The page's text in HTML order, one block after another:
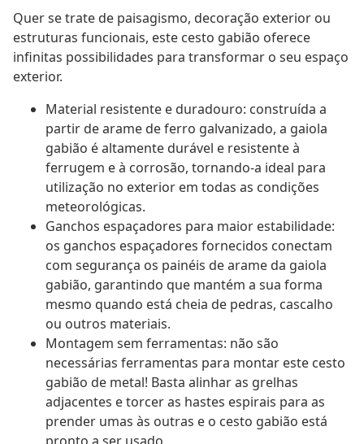
Quer se trate de paisagismo, decoração exterior ou
estruturas funcionais, este cesto gabião oferece
infinitas possibilidades para transformar o seu espaço
exterior.
Material resistente e duradouro: construída a
partir de arame de ferro galvanizado, a gaiola
gabião é altamente durável e resistente à
ferrugem e à corrosão, tornando-a ideal para
utilização no exterior em todas as condições
meteorológicas.
Ganchos espaçadores para maior estabilidade:
os ganchos espaçadores fornecidos conectam
com segurança os painéis de arame da gaiola
gabião, garantindo que mantém a sua forma
mesmo quando está cheia de pedras, cascalho
ou outros materiais.
Montagem sem ferramentas: não são
necessárias ferramentas para montar este cesto
gabião de metal! Basta alinhar as grelhas
adjacentes e torcer as hastes espirais para as
prender umas às outras e o cesto gabião está